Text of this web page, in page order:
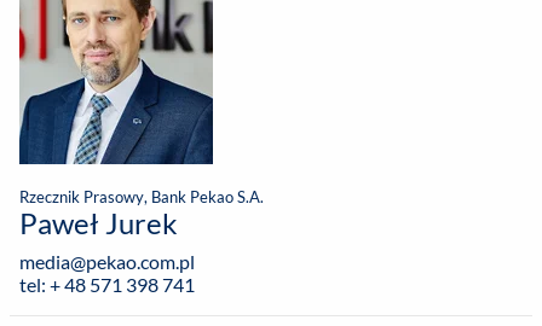
Rzecznik Prasowy, Bank Pekao S.A.
Paweł Jurek
media@pekao.com.pl
tel: + 48 571 398 741